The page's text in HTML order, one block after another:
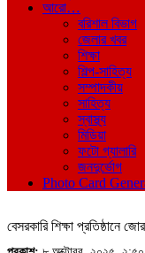
আরো…
বরিশাল বিভাগ
জেলার খবর
শিক্ষা
শিল্প-সাহিত্য
সম্পাদকীয়
সাহিত্য
স্বাস্থ্য
মিডিয়া
ফটো গ্যালারি
জনদুর্ভোগ
Photo Card
বেসরকারি শিক্ষা প্রতিষ্ঠানে